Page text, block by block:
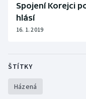
Spojení Korejci
hlásí
16. 1. 2019
ŠTÍTKY
Házená